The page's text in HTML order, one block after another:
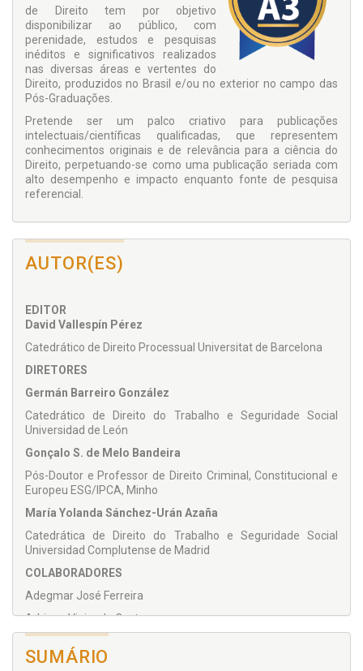
de Direito tem por objetivo
disponibilizar ao público, com
perenidade, estudos e pesquisas
inéditos e significativos realizados
nas diversas áreas e vertentes do
Direito, produzidos no Brasil e/ou no exterior no campo das
Pós-Graduações.
Pretende ser um palco criativo para publicações
intelectuais/científicas qualificadas, que representem
conhecimentos originais e de relevância para a ciência do
Direito, perpetuando-se como uma publicação seriada com
alto desempenho e impacto enquanto fonte de pesquisa
referencial.
AUTOR(ES)
EDITOR
David Vallespín Pérez
Catedrático de Direito Processual Universitat de Barcelona
DIRETORES
Germán Barreiro González
Catedrático de Direito do Trabalho e Seguridade Social
Universidad de León
Gonçalo S. de Melo Bandeira
Pós-Doutor e Professor de Direito Criminal, Constitucional e
Europeu ESG/IPCA, Minho
María Yolanda Sánchez-Urán Azaña
Catedrática de Direito do Trabalho e Seguridade Social
Universidad Complutense de Madrid
COLABORADORES
Adegmar José Ferreira
Adriana Vieira da Costa
Alejandro Zubimendi
SUMÁRIO